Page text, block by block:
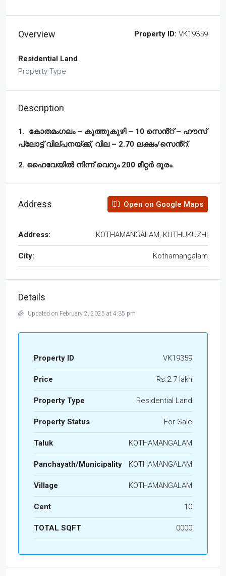
Overview Property ID: VK19359
Residential Land
Property Type
Description
1. കോതമംഗലം – കുത്തുകുഴി – 10 സെൻ്റ് – ഹൗസ്
പ്ലോട്ട് വില്പനയ്ക്ക്, വില – 2.70 ലക്ഷം/സെൻ്റ്.
2. ഹൈവേയിൽ നിന്ന് വെറും 200 മീറ്റർ ദൂരം.
Address Open on Google Maps
Address: KOTHAMANGALAM, KUTHUKUZHI
City: Kothamangalam
Details
Updated on February 2, 2025 at 4:35 pm
Property ID VK19359
Price Rs.2.7 lakh
Property Type Residential Land
Property Status For Sale
Taluk KOTHAMANGALAM
Panchayath/Municipality KOTHAMANGALAM
Village KOTHAMANGALAM
Cent 10
TOTAL SQFT 0000